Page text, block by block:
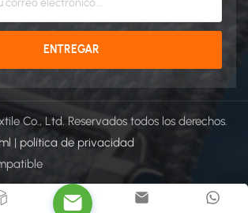
Co., Ltd. Reservados todos los derechos.
| política de privacidad